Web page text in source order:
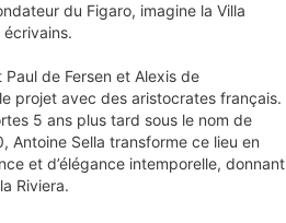
du Figaro, imagine la Villa
Paul de Fersen et Alexis de
projet avec des aristocrates français.
5 ans plus tard sous le nom de
Antoine Sella transforme ce lieu en
et d’élégance intemporelle, donnant
Riviera.